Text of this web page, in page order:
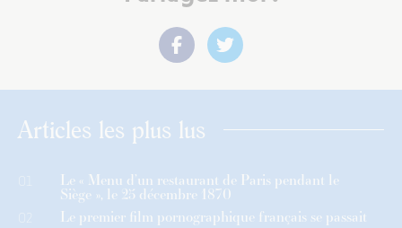
Articles les plus lus
Le « Menu d’un restaurant de Paris pendant le
Siège », le 25 décembre 1870
Le premier film pornographique français se passait